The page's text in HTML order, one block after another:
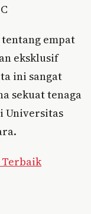
empat
eksklusif
ini sangat
sekuat tenaga
Universitas
Terbaik